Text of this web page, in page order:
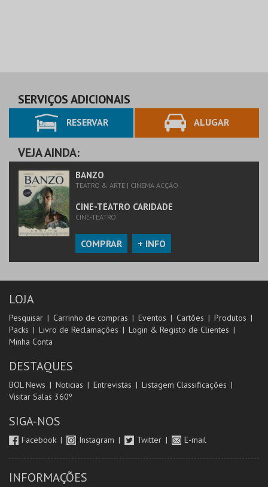
SERVIÇOS ADICIONAIS
RESERVAR ALUGAR
VEJA AINDA:
BANZO
TEATRO & ARTE | CINEMA ACÇÃO
CINE-TEATRO CARIDADE
CINE-TEATRO
COMPRAR + INFO
LOJA
Pesquisar Carrinho de compras Eventos Cartões
Produtos
Packs
Livro de Reclamações
Login & Registo de Clientes
Minha Conta
DESTAQUES
BOL News Noticias Entrevistas
Listagem Classificações
Visitar Salas 360º
SIGA-NOS
Facebook Instagram Twitter E-mail
INFORMAÇÕES